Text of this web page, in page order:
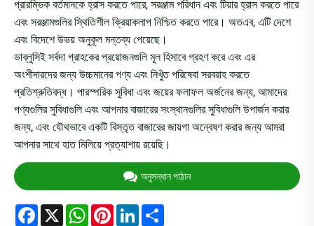
প্রারম্ভিক বর্তমানকে হ্রাস করতে পারে, সরঞ্জাম পরিধান এবং টিয়ার হ্রাস করতে পারে
এবং সরঞ্জামগুলির স্থিতিশীল ক্রিয়াকলাপ নিশ্চিত করতে পারে। অতএব, এটি দেশে
এবং বিদেশে উভয় অনুকূল মন্তব্য পেয়েছে।
ডাব্লুসিই সর্বদা গ্রাহকের প্রয়োজনগুলি মূল হিসাবে গ্রহণ করে এবং এর
অংশীদারদের জন্য উচ্চমানের পণ্য এবং নিখুঁত পরিষেবা সরবরাহ করতে
প্রতিশ্রুতিবদ্ধ। পারস্পরিক সুবিধা এবং জয়ের ফলাফল অর্জনের জন্য, আমাদের
পণ্যগুলির সুবিধাগুলি এবং আপনার বাজারের সংস্থানগুলির সুবিধাগুলি উপার্জন করার
জন্য, এবং যৌথভাবে একটি বিস্তৃত বাজারের জায়গা অন্বেষণ করার জন্য আমরা
আপনার সাথে হাত মিলিয়ে প্রত্যাশায় রয়েছি।
অনুসন্ধান পাঠান
Facebook
X WhatsApp
PinterestLinkedIn